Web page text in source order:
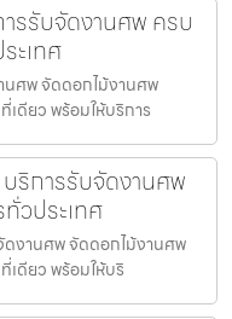
รรับจัดงานศพ ครบ
ะเทศ
นศพ จัดดอกไม้งานศพ
เดียว พร้อมให้บริการ
ริการรับจัดงานศพ
วประเทศ
ดงานศพ จัดดอกไม้งานศพ
เดียว พร้อมให้บริ